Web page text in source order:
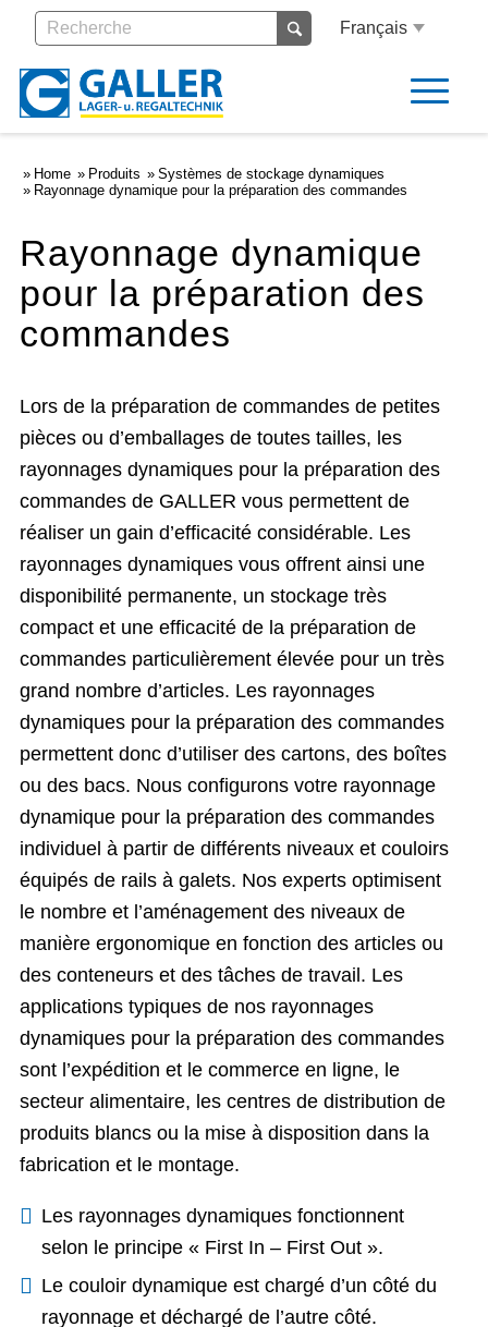
Français
Home Produits
Systèmes de stockage dynamiques
Rayonnage dynamique pour la préparation des commandes
Rayonnage dynamique
pour la préparation des
commandes
Lors de la préparation de commandes de petites
pièces ou d’emballages de toutes tailles, les
rayonnages dynamiques pour la préparation des
commandes de GALLER vous permettent de
réaliser un gain d’efficacité considérable. Les
rayonnages dynamiques vous offrent ainsi une
disponibilité permanente, un stockage très
compact et une efficacité de la préparation de
commandes particulièrement élevée pour un très
grand nombre d’articles. Les rayonnages
dynamiques pour la préparation des commandes
permettent donc d’utiliser des cartons, des boîtes
ou des bacs. Nous configurons votre rayonnage
dynamique pour la préparation des commandes
individuel à partir de différents niveaux et couloirs
équipés de rails à galets. Nos experts optimisent
le nombre et l’aménagement des niveaux de
manière ergonomique en fonction des articles ou
des conteneurs et des tâches de travail. Les
applications typiques de nos rayonnages
dynamiques pour la préparation des commandes
sont l’expédition et le commerce en ligne, le
secteur alimentaire, les centres de distribution de
produits blancs ou la mise à disposition dans la
fabrication et le montage.
Les rayonnages dynamiques fonctionnent
selon le principe « First In – First Out ».
Le couloir dynamique est chargé d’un côté du
rayonnage et déchargé de l’autre côté.